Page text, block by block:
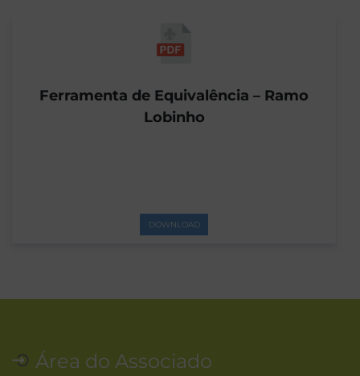
Ferramenta de Equivalência – Ramo
Lobinho
DOWNLOAD
Área do Associado